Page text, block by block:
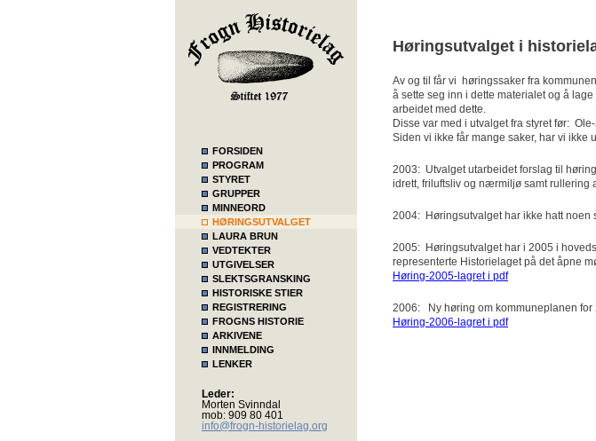
FORSIDEN
PROGRAM
STYRET
GRUPPER
MINNEORD
HØRINGSUTVALGET
LAURA BRUN
VEDTEKTER
UTGIVELSER
SLEKTSGRANSKING
HISTORISKE STIER
REGISTRERING
FROGNS HISTORIE
ARKIVENE
INNMELDING
LENKER
Leder:
Morten Svinndal
mob: 909 80 401
info@frogn-historielag.org
Høringsutvalget i
Av og til får vi høringssaker fra
å sette seg inn i dette materialet og å
arbeidet med dette.
Disse var med i utvalget fra styret før:
Siden vi ikke får mange saker, har vi ikke
2003: Utvalget utarbeidet forslag til
idrett, friluftsliv og nærmiljø samt rullering
2004: Høringsutvalget har ikke hatt noen
2005: Høringsutvalget har i 2005 i
representerte Historielaget på det åpne
Høring-2005-lagret i pdf
2006: Ny høring om kommuneplanen for
Høring-2006-lagret i pdf